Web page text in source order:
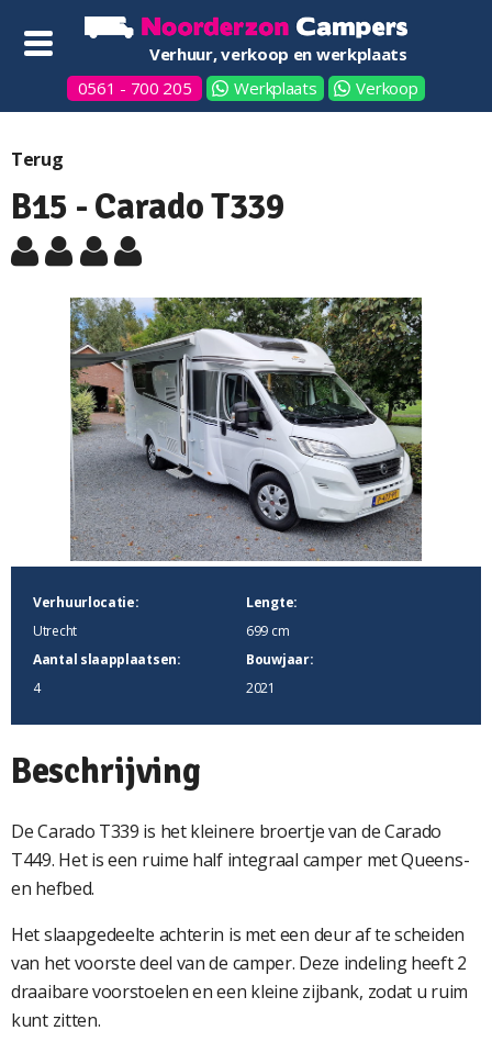
Verhuur, verkoop en werkplaats
0561 - 700 205
Werkplaats Verkoop
Terug
B15 - Carado T339
Verhuurlocatie:
Utrecht
Lengte:
699 cm
Aantal slaapplaatsen:
4
Bouwjaar:
2021
Beschrijving
De Carado T339 is het kleinere broertje van de Carado
T449. Het is een ruime half integraal camper met Queens-
en hefbed.
Het slaapgedeelte achterin is met een deur af te scheiden
van het voorste deel van de camper. Deze indeling heeft 2
draaibare voorstoelen en een kleine zijbank, zodat u ruim
kunt zitten.